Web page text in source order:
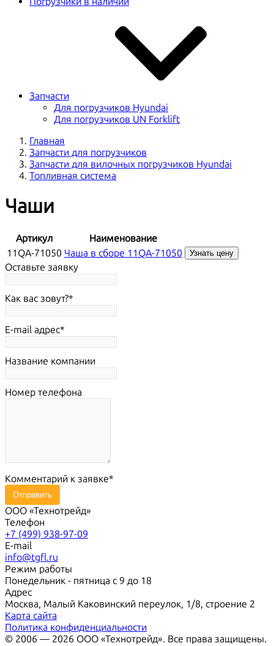
Запчасти
Для погрузчиков Hyundai
Для погрузчиков UN Forklift
Главная
Запчасти для погрузчиков
Запчасти для вилочных погрузчиков Hyundai
Топливная система
Чаши
Артикул
Наименование
11QA-71050 Чаша в сборе 11QA-71050 Узнать цену
Оставьте заявку
Как вас зовут?
E-mail адрес
Название компании
Номер телефона
Комментарий к заявке
Отправить
ООО «Технотрейд»
Телефон
+7 (499) 938-97-09
E-mail
info@tgfl.ru
Режим работы
Понедельник - пятница с 9 до 18
Адрес
Москва, Малый Каковинский переулок, 1/8, строение 2
Карта сайта
Политика конфиденциальности
© 2006 — 2026 ООО «Технотрейд». Все права защищены.